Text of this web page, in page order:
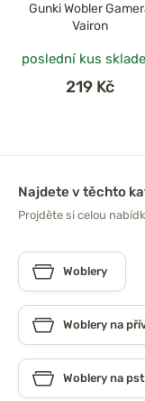
Gunki Wobler
Vairon
poslední kus
219 Kč
Najdete v těchto
Projděte si celou
Woblery
Woblery na
Woblery na